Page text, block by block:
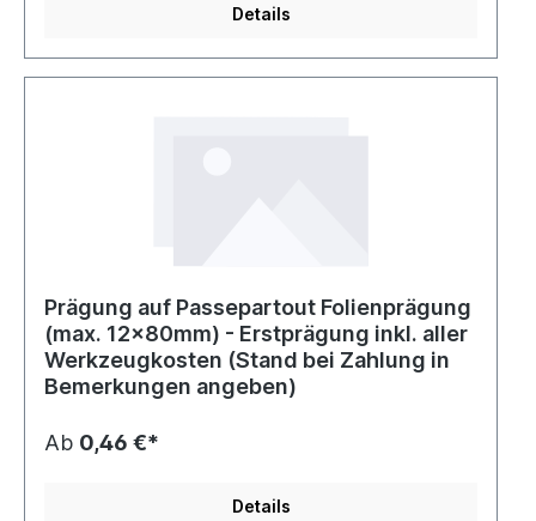
Details
Prägung auf Passepartout Folienprägung
(max. 12x80mm) - Erstprägung inkl. aller
Werkzeugkosten (Stand bei Zahlung in
Bemerkungen angeben)
Ab 0,46 €*
Details